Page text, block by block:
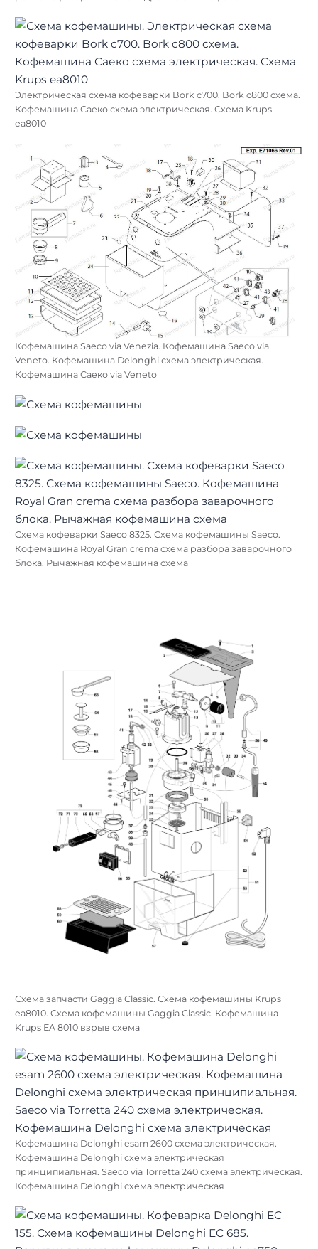
Электрическая схема кофеварки Bork c700. Bork c800 схема.
Кофемашина Саеко схема электрическая. Схема Krups
ea8010
Кофемашина Saeco via Venezia. Кофемашина Saeco via
Veneto. Кофемашина Delonghi схема электрическая.
Кофемашина Саеко via Veneto
Схема кофеварки Saeco 8325. Схема кофемашины Saeco.
Кофемашина Royal Gran crema схема разбора заварочного
блока. Рычажная кофемашина схема
Схема запчасти Gaggia Classic. Схема кофемашины Krups
ea8010. Схема кофемашины Gaggia Classic. Кофемашина
Krups EA 8010 взрыв схема
Кофемашина Delonghi esam 2600 схема электрическая.
Кофемашина Delonghi схема электрическая
принципиальная. Saeco via Torretta 240 схема электрическая.
Кофемашина Delonghi схема электрическая